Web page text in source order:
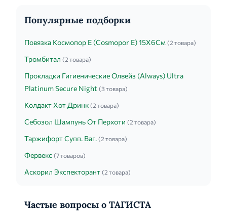
Популярные подборки
Повязка Космопор Е (Cosmopor E) 15Х6См (2 товара)
Тромбитал (2 товара)
Прокладки Гигиенические Олвейз (Always) Ultra
Platinum Secure Night (3 товара)
Колдакт Хот Дринк (2 товара)
Себозол Шампунь От Перхоти (2 товара)
Таржифорт Супп. Ваг. (2 товара)
Фервекс (7 товаров)
Аскорил Экспекторант (2 товара)
Частые вопросы о ТАГИСТА